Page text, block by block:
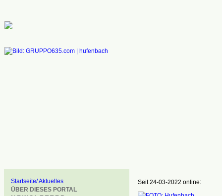
Startseite/ Aktuelles
ÜBER DIESES PORTAL
Seit 24-03-2022 online: